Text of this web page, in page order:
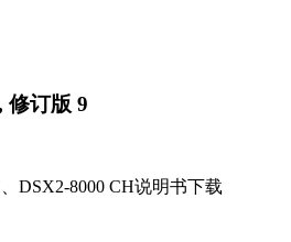
修订版 9
DSX2-8000 CH说明书下载